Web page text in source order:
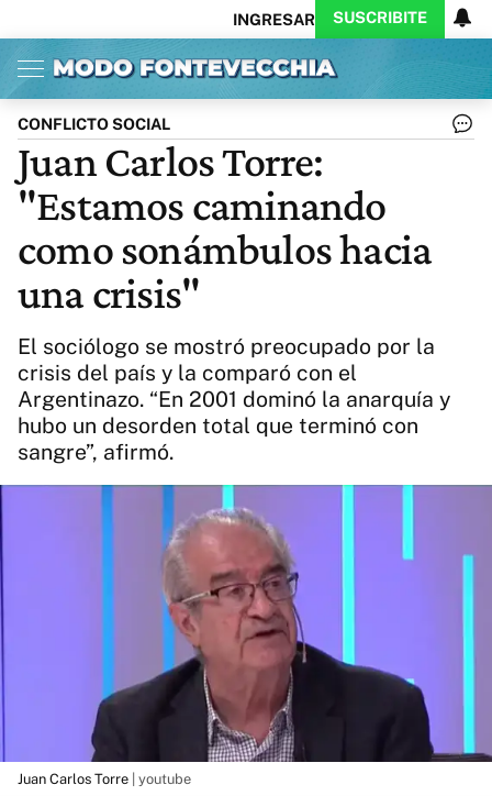
INGRESAR SUSCRIBITE
Inicio Ahora
Opinión
Política
Ciencia
Protagonistas
Cultura
Arte
Internacional
Deportes
CARAS
Exitoina
Turismo
Videos
Córdoba
Reperfilar
Business
Noticias
Diario del Juicio
Actualidad
CONFLICTO SOCIAL
Juan Carlos Torre:
"Estamos caminando
como sonámbulos hacia
una crisis"
El sociólogo se mostró preocupado por la
crisis del país y la comparó con el
Argentinazo. “En 2001 dominó la anarquía y
hubo un desorden total que terminó con
sangre”, afirmó.
Juan Carlos Torre | youtube